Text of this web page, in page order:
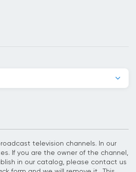
television channels. In our
If you are the owner of the channel,
in our catalog, please contact us